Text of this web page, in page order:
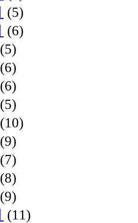
(5)
(6)
(5)
(6)
(6)
(5)
(10)
(9)
(7)
(8)
(9)
(11)